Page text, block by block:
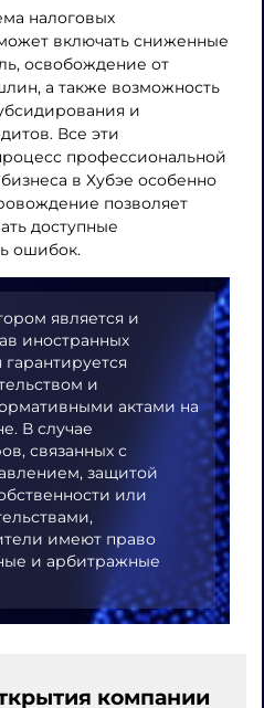
налоговых
включать сниженные
освобождение от
а также возможность
и
Все эти
профессиональной
в Хубэе особенно
позволяет
доступные
ошибок.
является и
иностранных
и
актами на
В случае
связанных с
защитой
или
имеют право
и арбитражные
компании